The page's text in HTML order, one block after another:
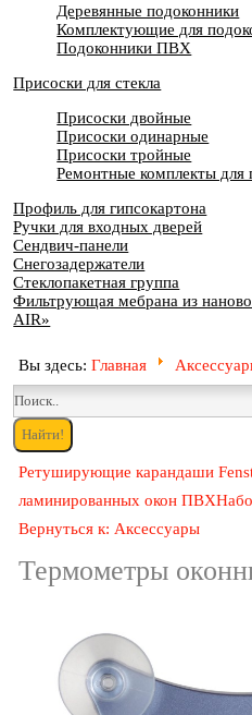
Деревянные подоконники
Комплектующие для
Подоконники ПВХ
Присоски для стекла
Присоски двойные
Присоски одинарные
Присоски тройные
Ремонтные комплекты для
Профиль для гипсокартона
Ручки для входных дверей
Сендвич-панели
Снегозадержатели
Стеклопакетная группа
Фильтрующая мебрана из
AIR»
Вы здесь:Главная
Ретуширующие карандаши
ламинированных окон ПВХ
Вернуться к: Аксессуары
Термометры